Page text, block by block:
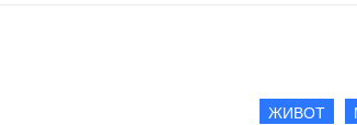
ЖИВОТ